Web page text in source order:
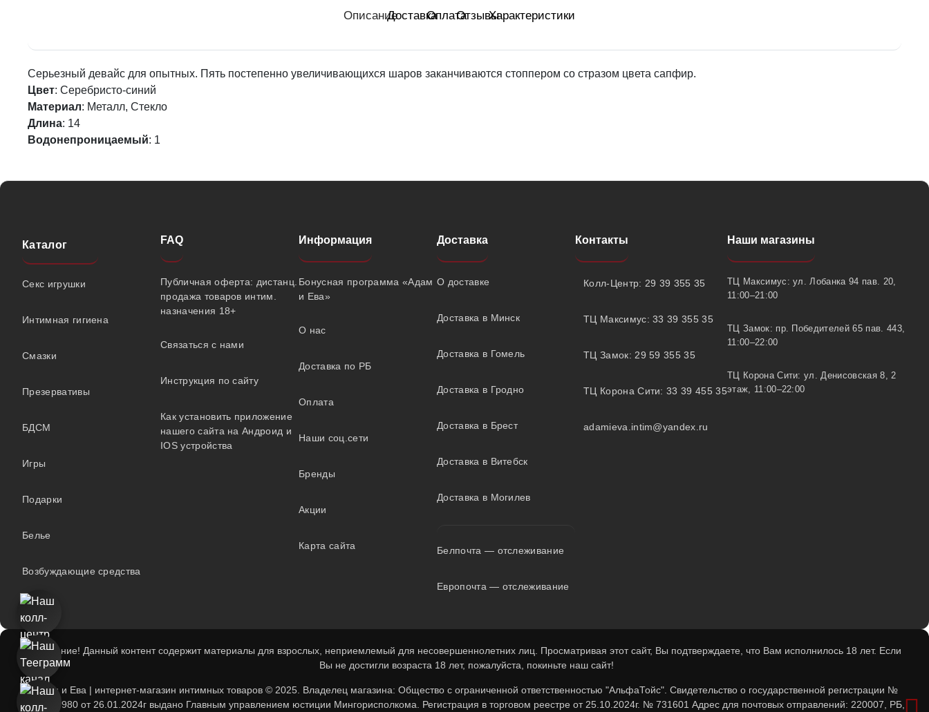
ОписаниеДоставкаОплатаОтзывыХарактеристики
Серьезный девайс для опытных. Пять постепенно увеличивающихся шаров заканчиваются стоппером со стразом цвета сапфир.
Цвет: Серебристо-синий
Материал: Металл, Стекло
Длина: 14
Водонепроницаемый: 1
Каталог
Секс игрушки
Интимная гигиена
Смазки
Презервативы
БДСМ
Игры
Подарки
Белье
Возбуждающие средства
FAQ
Публичная оферта: дистанц.
продажа товаров интим.
назначения 18+
Связаться с нами
Инструкция по сайту
Как установить приложение
нашего сайта на Андроид и
IOS устройства
Информация
Бонусная программа «Адам
и Ева»
О нас
Доставка по РБ
Оплата
Наши соц.сети
Бренды
Акции
Карта сайта
Доставка
О доставке
Доставка в Минск
Доставка в Гомель
Доставка в Гродно
Доставка в Брест
Доставка в Витебск
Доставка в Могилев
Белпочта — отслеживание
Европочта — отслеживание
Контакты
Колл-Центр: 29 39 355 35
ТЦ Максимус: 33 39 355 35
ТЦ Замок: 29 59 355 35
ТЦ Корона Сити: 33 39 455 35
adamieva.intim@yandex.ru
Наши магазины
ТЦ Максимус: ул. Лобанка 94 пав. 20,
11:00–21:00
ТЦ Замок: пр. Победителей 65 пав. 443,
11:00–22:00
ТЦ Корона Сити: ул. Денисовская 8, 2
этаж, 11:00–22:00
Внимание! Данный контент содержит материалы для взрослых, неприемлемый для несовершеннолетних лиц. Просматривая этот сайт, Вы подтверждаете, что Вам исполнилось 18 лет. Если
Вы не достигли возраста 18 лет, пожалуйста, покиньте наш сайт!
Адам и Ева | интернет-магазин интимных товаров © 2025. Владелец магазина: Общество с ограниченной ответственностью "АльфаТойс". Свидетельство о государственной регистрации №
193739980 от 26.01.2024г выдано Главным управлением юстиции Мингорисполкома. Регистрация в торговом реестре от 25.10.2024г. № 731601 Адрес для почтовых отправлений: 220007, РБ,